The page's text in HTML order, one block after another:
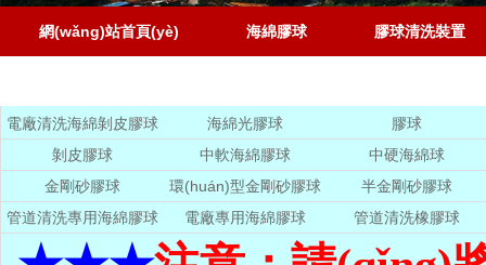
網(wǎng)站首頁(yè) 海綿膠球 膠球清洗裝置
電廠清洗海綿剝皮膠球 海綿光膠球
膠球
剝皮膠球
中軟海綿膠球
中硬海綿球
金剛砂膠球
環(huán)型金剛砂膠球
半金剛砂膠球
管道清洗專用海綿膠球
電廠專用海綿膠球 管道清洗橡膠球